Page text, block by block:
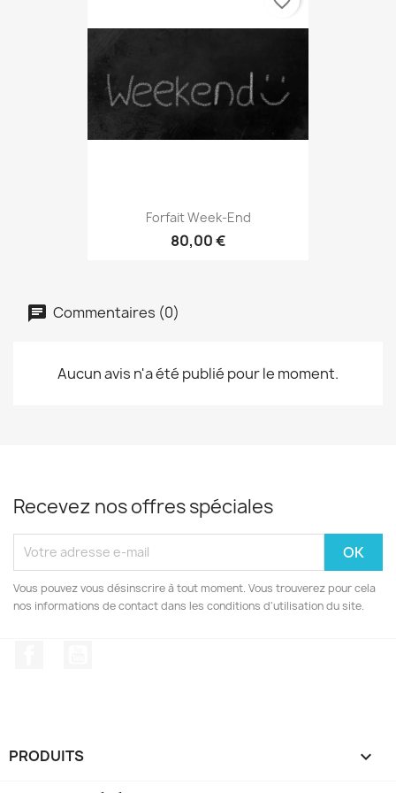
Forfait Week-End
80,00 €
Commentaires (0)
Aucun avis n'a été publié pour le moment.
Recevez nos offres spéciales
Vous pouvez vous désinscrire à tout moment. Vous trouverez pour cela
nos informations de contact dans les conditions d'utilisation du site.
PRODUITS 